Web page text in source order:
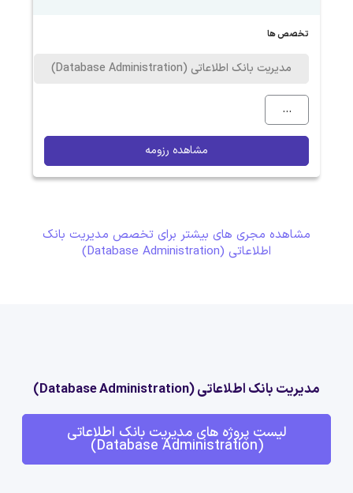
تخصص ها
مدیریت بانک اطلاعاتی (Database Administration)
...
مشاهده رزومه
مشاهده مجری های بیشتر برای تخصص مدیریت بانک
اطلاعاتی (Database Administration)
مدیریت بانک اطلاعاتی (Database Administration)
لیست پروژه های مدیریت بانک اطلاعاتی
(Database Administration)